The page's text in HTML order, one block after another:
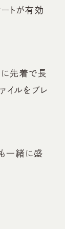
トが有効
に先着で長
イルをプレ
一緒に盛